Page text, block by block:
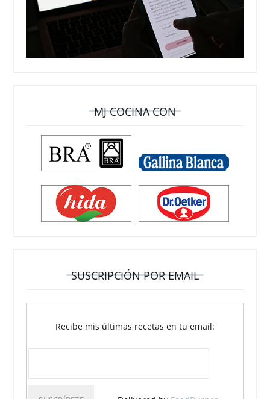
MJ COCINA CON
SUSCRIPCIÓN POR EMAIL
Recibe mis últimas recetas en tu email: